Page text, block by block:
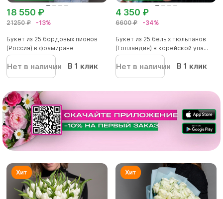
21250 ₽ -13%
18 550 ₽
Букет из 25 бордовых пионов
(Россия) в фоамиране
Нет в наличии В 1 клик
6600 ₽ -34%
4 350 ₽
Букет из 25 белых тюльпанов
(Голландия) в корейской упа...
Нет в наличии В 1 клик